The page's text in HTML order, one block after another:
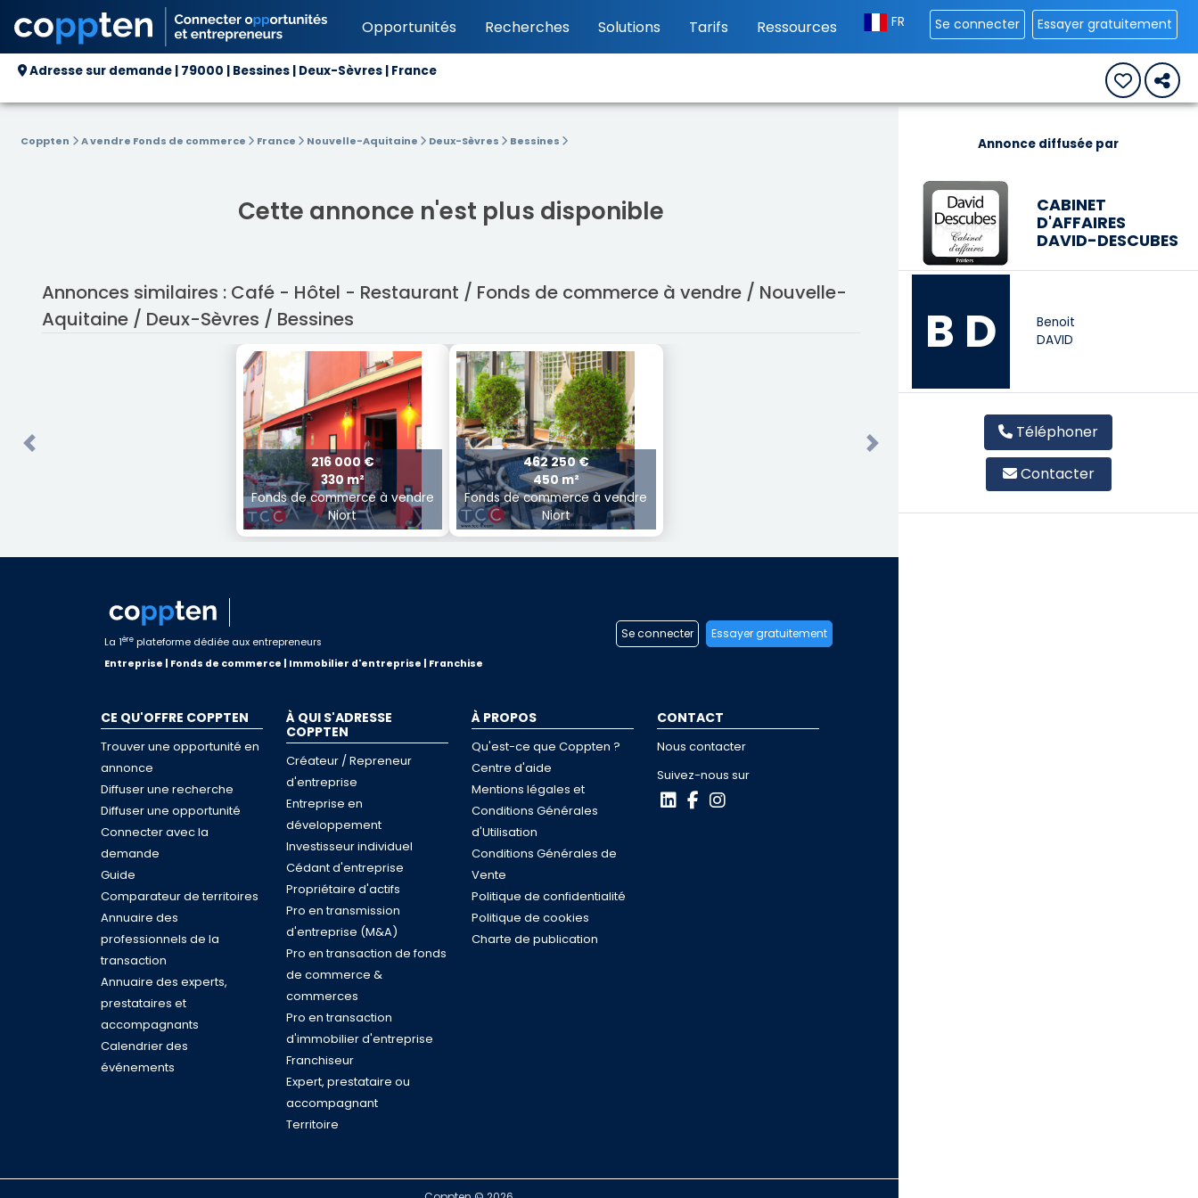
Opportunités Recherches Solutions Tarifs Ressources FR Se connecter Essayer gratuitement
Adresse sur demande | 79000 | Bessines | Deux-Sèvres | France
Coppten A vendre Fonds de commerce France Nouvelle-Aquitaine Deux-Sèvres Bessines
Cette annonce n'est plus disponible
Annonces similaires : Café - Hôtel - Restaurant / Fonds de commerce à vendre / Nouvelle-
Aquitaine / Deux-Sèvres / Bessines
216 000 €
330 m²
Fonds de commerce à vendre
Niort
462 250 €
450 m²
Fonds de commerce à vendre
Niort
Previous Next
Annonce diffusée par
CABINET
D'AFFAIRES
DAVID-DESCUBES
B D
Benoit
DAVID
Téléphoner
Contacter
La 1ère plateforme dédiée aux entrepreneurs
Entreprise | Fonds de commerce | Immobilier d'entreprise | Franchise
Se connecter Essayer gratuitement
CE QU'OFFRE COPPTEN
Trouver une opportunité en
annonce
Diffuser une recherche
Diffuser une opportunité
Connecter avec la
demande
Guide
Comparateur de territoires
Annuaire des
professionnels de la
transaction
Annuaire des experts,
prestataires et
accompagnants
Calendrier des
événements
À QUI S'ADRESSE
COPPTEN
Créateur / Repreneur
d'entreprise
Entreprise en
développement
Investisseur individuel
Cédant d'entreprise
Propriétaire d'actifs
Pro en transmission
d'entreprise (M&A)
Pro en transaction de fonds
de commerce &
commerces
Pro en transaction
d'immobilier d'entreprise
Franchiseur
Expert, prestataire ou
accompagnant
Territoire
À PROPOS
Qu'est-ce que Coppten ?
Centre d'aide
Mentions légales et
Conditions Générales
d'Utilisation
Conditions Générales de
Vente
Politique de confidentialité
Politique de cookies
Charte de publication
CONTACT
Nous contacter
Suivez-nous sur